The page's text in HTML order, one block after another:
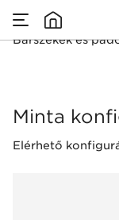
Bárszékek és
Minta
Elérhető